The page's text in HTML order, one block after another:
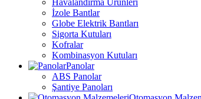
Havalandırma Ürünleri
İzole Bantlar
Globe Elektrik Bantları
Sigorta Kutuları
Kofralar
Kombinasyon Kutuları
Panolar
ABS Panolar
Şantiye Panoları